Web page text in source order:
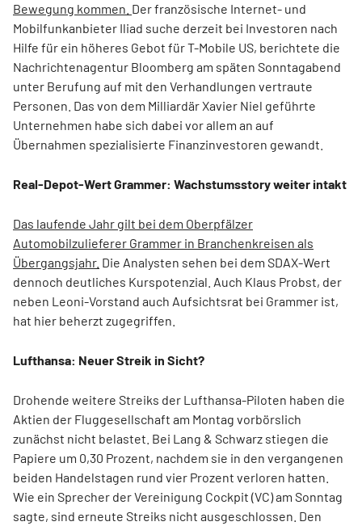
Bewegung kommen. Der französische Internet- und
Mobilfunkanbieter Iliad suche derzeit bei Investoren nach
Hilfe für ein höheres Gebot für T-Mobile US, berichtete die
Nachrichtenagentur Bloomberg am späten Sonntagabend
unter Berufung auf mit den Verhandlungen vertraute
Personen. Das von dem Milliardär Xavier Niel geführte
Unternehmen habe sich dabei vor allem an auf
Übernahmen spezialisierte Finanzinvestoren gewandt.
Real-Depot-Wert Grammer: Wachstumsstory weiter intakt
Das laufende Jahr gilt bei dem Oberpfälzer
Automobilzulieferer Grammer in Branchenkreisen als
Übergangsjahr. Die Analysten sehen bei dem SDAX-Wert
dennoch deutliches Kurspotenzial. Auch Klaus Probst, der
neben Leoni-Vorstand auch Aufsichtsrat bei Grammer ist,
hat hier beherzt zugegriffen.
Lufthansa: Neuer Streik in Sicht?
Drohende weitere Streiks der Lufthansa-Piloten haben die
Aktien der Fluggesellschaft am Montag vorbörslich
zunächst nicht belastet. Bei Lang & Schwarz stiegen die
Papiere um 0,30 Prozent, nachdem sie in den vergangenen
beiden Handelstagen rund vier Prozent verloren hatten.
Wie ein Sprecher der Vereinigung Cockpit (VC) am Sonntag
sagte, sind erneute Streiks nicht ausgeschlossen. Den